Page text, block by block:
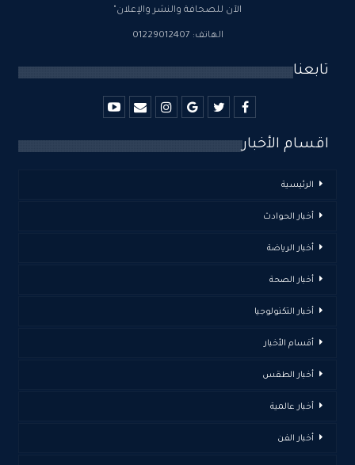
الآن للصحافة والنشر والإعلان"
الهاتف: 01229012407
تابعنا
اقسام الأخبار
الرئيسية
أخبار الحوادث
أخبار الرياضة
أخبار الصحة
أخبار التكنولوجيا
أقسام الأخبار
أخبار الطقس
أخبار عالمية
أخبار الفن